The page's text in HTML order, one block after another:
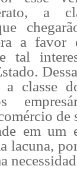
a
a favor
tal
classe
em um
lacuna,